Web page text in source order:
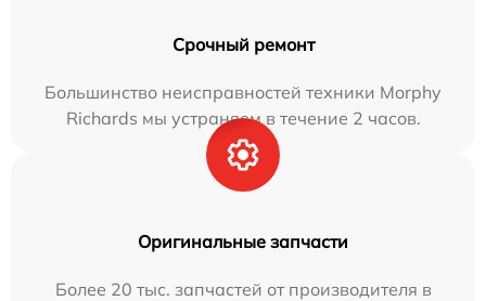
Срочный ремонт
Большинство неисправностей техники Morphy
Richards мы устраняем в течение 2 часов.
Оригинальные запчасти
Более 20 тыс. запчастей от производителя в